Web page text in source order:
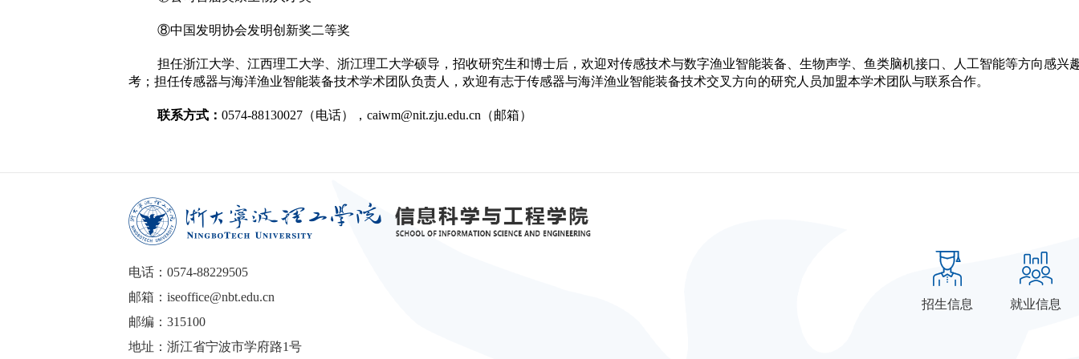
⑧中国发明协会发明创新奖二等奖
担任浙江大学、江西理工大学、浙江理工大学硕导，招收研究生和博士后，欢迎对传感技术与数字渔业智能装备、生物声学、鱼类脑机接口、人工智能等方向感兴
考；担任传感器与海洋渔业智能装备技术学术团队负责人，欢迎有志于传感器与海洋渔业智能装备技术交叉方向的研究人员加盟本学术团队与联系合作。
联系方式： 0574-88130027（电话），caiwm@nit.zju.edu.cn（邮箱）
电话：0574-88229505
邮箱：iseoffice@nbt.edu.cn
邮编：315100
地址：浙江省宁波市学府路1号
招生信息 就业信息